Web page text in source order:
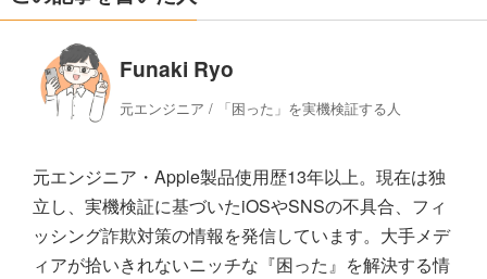
Funaki Ryo
元エンジニア / 「困った」を実機検証する人
元エンジニア・Apple製品使用歴13年以上。現在は独
立し、実機検証に基づいたiOSやSNSの不具合、フィ
ッシング詐欺対策の情報を発信しています。大手メデ
ィアが拾いきれないニッチな『困った』を解決する情